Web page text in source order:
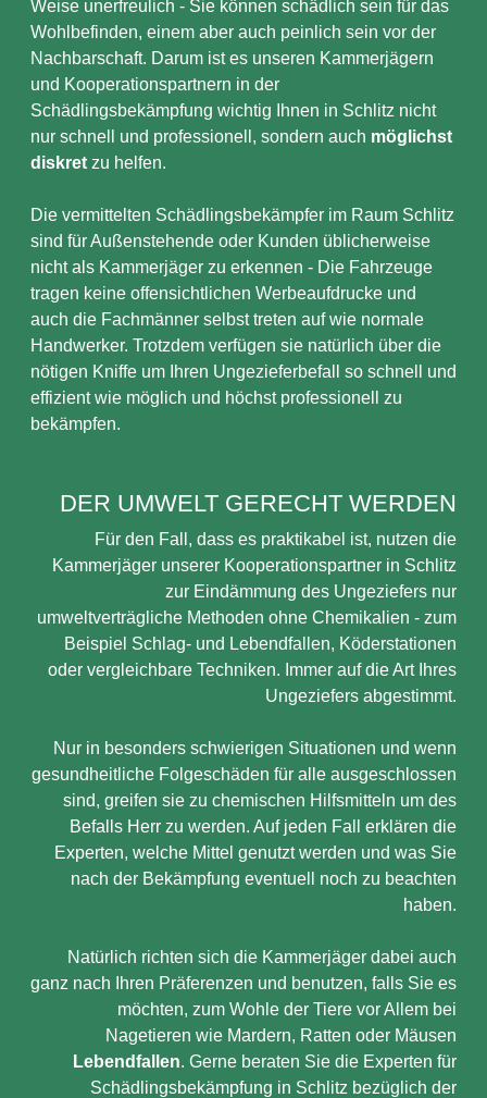
Weise unerfreulich - Sie können schädlich sein für das
Wohlbefinden, einem aber auch peinlich sein vor der
Nachbarschaft. Darum ist es unseren Kammerjägern
und Kooperationspartnern in der
Schädlingsbekämpfung wichtig Ihnen in Schlitz nicht
nur schnell und professionell, sondern auch möglichst
diskret zu helfen.
Die vermittelten Schädlingsbekämpfer im Raum Schlitz
sind für Außenstehende oder Kunden üblicherweise
nicht als Kammerjäger zu erkennen - Die Fahrzeuge
tragen keine offensichtlichen Werbeaufdrucke und
auch die Fachmänner selbst treten auf wie normale
Handwerker. Trotzdem verfügen sie natürlich über die
nötigen Kniffe um Ihren Ungezieferbefall so schnell und
effizient wie möglich und höchst professionell zu
bekämpfen.
DER UMWELT GERECHT WERDEN
Für den Fall, dass es praktikabel ist, nutzen die
Kammerjäger unserer Kooperationspartner in Schlitz
zur Eindämmung des Ungeziefers nur
umweltverträgliche Methoden ohne Chemikalien - zum
Beispiel Schlag- und Lebendfallen, Köderstationen
oder vergleichbare Techniken. Immer auf die Art Ihres
Ungeziefers abgestimmt.
Nur in besonders schwierigen Situationen und wenn
gesundheitliche Folgeschäden für alle ausgeschlossen
sind, greifen sie zu chemischen Hilfsmitteln um des
Befalls Herr zu werden. Auf jeden Fall erklären die
Experten, welche Mittel genutzt werden und was Sie
nach der Bekämpfung eventuell noch zu beachten
haben.
Natürlich richten sich die Kammerjäger dabei auch
ganz nach Ihren Präferenzen und benutzen, falls Sie es
möchten, zum Wohle der Tiere vor Allem bei
Nagetieren wie Mardern, Ratten oder Mäusen
Lebendfallen. Gerne beraten Sie die Experten für
Schädlingsbekämpfung in Schlitz bezüglich der